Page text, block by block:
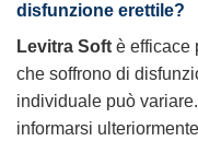
disfunzione erettile?
Levitra Soft è efficace
che soffrono di
individuale può
informarsi